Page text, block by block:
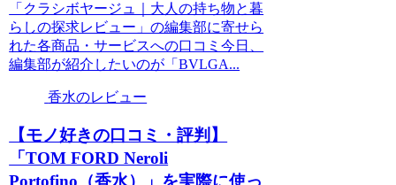
「クラシボヤージュ｜大人の持ち物と暮
らしの探求レビュー」の編集部に寄せら
れた各商品・サービスへの口コミ今日、
編集部が紹介したいのが「BVLGA...
香水のレビュー
【モノ好きの口コミ・評判】
「TOM FORD Neroli
Portofino（香水）」を実際に使っ